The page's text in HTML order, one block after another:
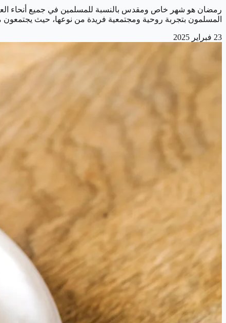
رمضان هو شهر خاص ومقدس بالنسبة للمسلمين في جميع أنحاء
المسلمون بتجربة روحية ومجتمعية فريدة من نوعها، حيث
23 فبراير 2025